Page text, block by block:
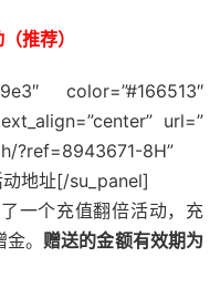
322.96 325.616
推荐）
color=”#166513″
url=”
?ref=8943671-8H”
地址[/su_panel]
一个充值翻倍活动，充
。 赠送的金额有效期为